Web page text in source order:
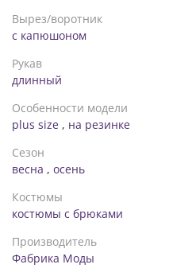
Вырез/воротник
с капюшоном
Рукав
длинный
Особенности модели
plus size , на резинке
Сезон
весна , осень
Костюмы
костюмы с брюками
Производитель
Фабрика Моды